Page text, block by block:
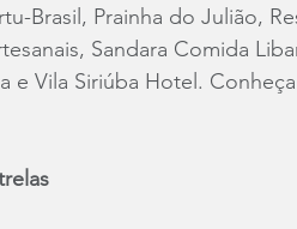
Brasil, Prainha do Julião,
Sandara Comida
e Vila Siriúba Hotel.